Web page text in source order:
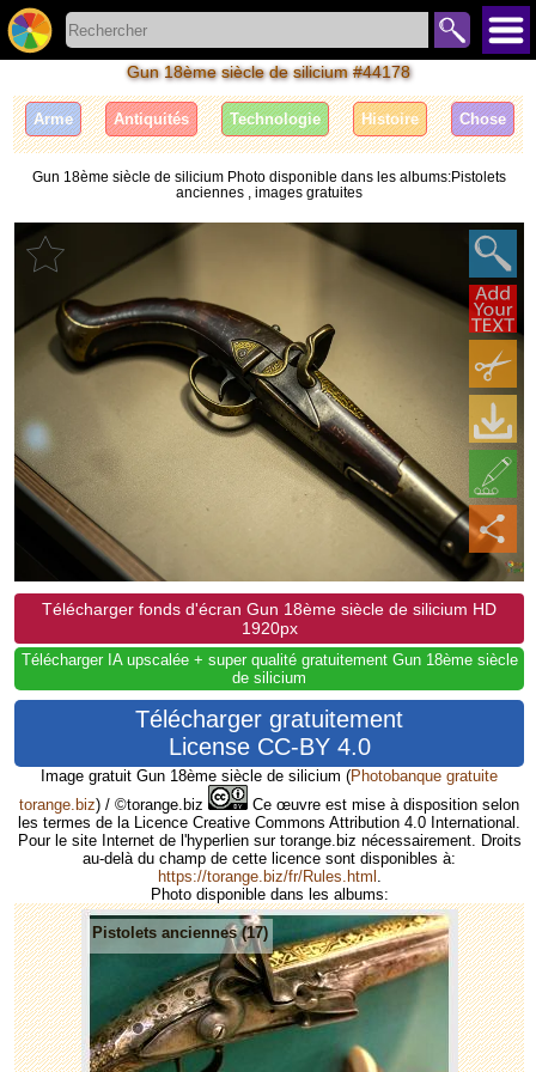
Gun 18ème siècle de silicium #44178
Arme Antiquités Technologie Histoire Сhose
Gun 18ème siècle de silicium Photo disponible dans les albums:Pistolets
anciennes , images gratuites
Télécharger fonds d'écran Gun 18ème siècle de silicium HD
1920px
Télécharger IA upscalée + super qualité gratuitement Gun 18ème siècle
de silicium
Télécharger gratuitement
License CC-BY 4.0
Image gratuit Gun 18ème siècle de silicium (Photobanque gratuite
torange.biz) / ©torange.biz
Ce œuvre est mise à disposition selon
les termes de la Licence Creative Commons Attribution 4.0 International.
Pour le site Internet de l'hyperlien sur torange.biz nécessairement. Droits
au-delà du champ de cette licence sont disponibles à:
https://torange.biz/fr/Rules.html
Photo disponible dans les albums:
Pistolets anciennes (17)